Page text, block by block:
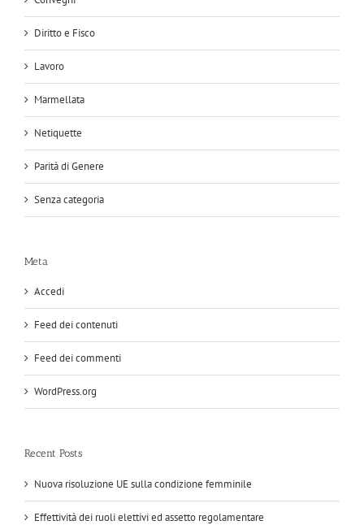
Diritto e Fisco
Lavoro
Marmellata
Netiquette
Parità di Genere
Senza categoria
Meta
Accedi
Feed dei contenuti
Feed dei commenti
WordPress.org
Recent Posts
Nuova risoluzione UE sulla condizione femminile
Effettività dei ruoli elettivi ed assetto regolamentare